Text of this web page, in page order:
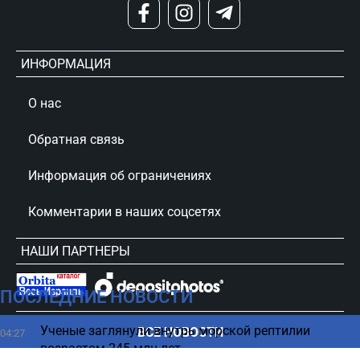
ПОСЛЕДНИЕ НОВОСТИ
04:27
Ученые заглянули внутрь морской рептилии
возрастом 245 млн лет
ВСЕ НОВОСТИ
ИНФОРМАЦИЯ
О нас
Обратная связь
Информация об ограничениях
Комментарии в наших соцсетях
НАШИ ПАРТНЕРЫ
сursorinfo.co.il © Все права защищены